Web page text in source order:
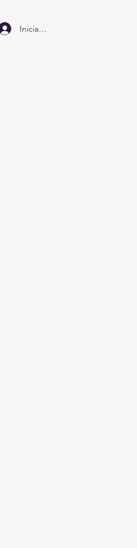
Iniciar sesión